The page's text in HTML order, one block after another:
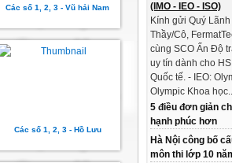
(IMO - IEO - ISO)
Kính gửi Quý
Thầy/Cô,
cùng SCO Ấn Độ
uy tín dành cho
Quốc tế. - IEO:
Olympic Khoa
5 điều đơn giản
hạnh phúc hơn
Hà Nội công bố
môn thi lớp 10
Các số 1, 2, 3 - Vũ hải Nam
Các số 1, 2, 3 - Hồ Lưu